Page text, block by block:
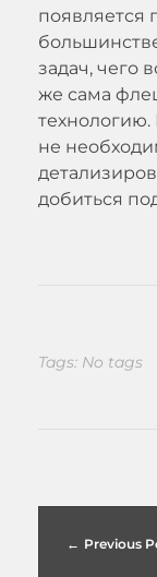
появляется
задач, чего
же сама
не
добиться
Tags: No tags
Previous